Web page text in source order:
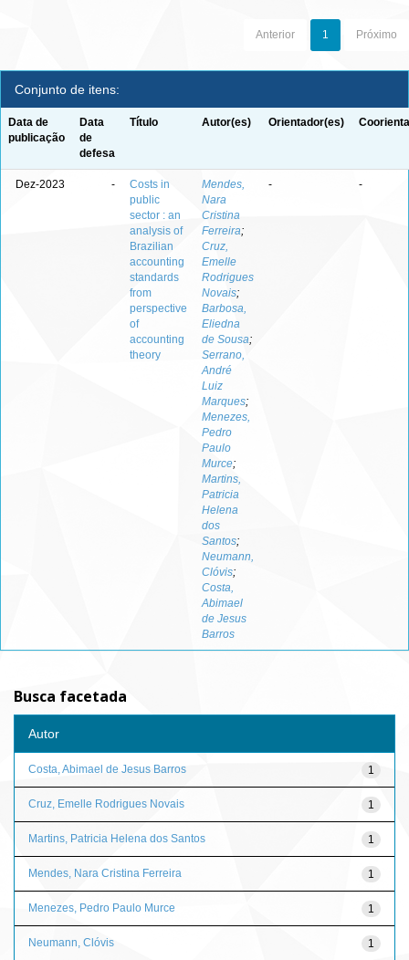
Anterior 1 Próximo
Conjunto de itens:
Data de
publicação
Data
de
defesa
Título Autor(es) Orientador(es)
Dez-2023 -
Costs in
public
sector : an
analysis of
Brazilian
accounting
standards
from
perspective
of
accounting
theory
Mendes,
Nara
Cristina
Ferreira;
Cruz,
Emelle
Rodrigues
Novais;
Barbosa,
Eliedna
de Sousa;
Serrano,
André
Luiz
Marques;
Menezes,
Pedro
Paulo
Murce;
Martins,
Patricia
Helena
dos
Santos;
Neumann,
Clóvis;
Costa,
Abimael
de Jesus
Barros
- -
Busca facetada
Autor
1
Costa, Abimael de Jesus Barros
1
Cruz, Emelle Rodrigues Novais
1
Martins, Patricia Helena dos Santos
1
Mendes, Nara Cristina Ferreira
1
Menezes, Pedro Paulo Murce
1
Neumann, Clóvis